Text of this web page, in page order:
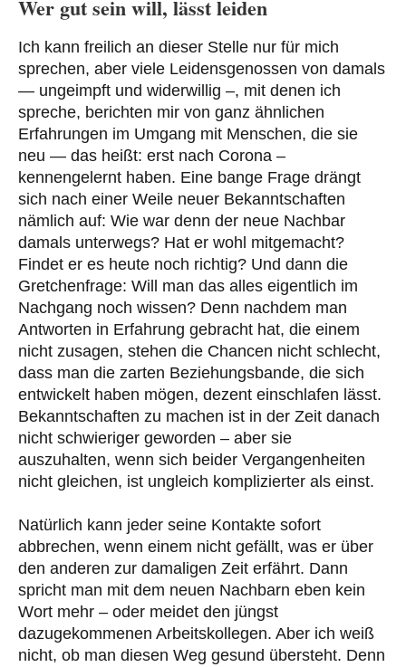
Wer gut sein will, lässt leiden
Ich kann freilich an dieser Stelle nur für mich
sprechen, aber viele Leidensgenossen von damals
— ungeimpft und widerwillig –, mit denen ich
spreche, berichten mir von ganz ähnlichen
Erfahrungen im Umgang mit Menschen, die sie
neu — das heißt: erst nach Corona –
kennengelernt haben. Eine bange Frage drängt
sich nach einer Weile neuer Bekanntschaften
nämlich auf: Wie war denn der neue Nachbar
damals unterwegs? Hat er wohl mitgemacht?
Findet er es heute noch richtig? Und dann die
Gretchenfrage: Will man das alles eigentlich im
Nachgang noch wissen? Denn nachdem man
Antworten in Erfahrung gebracht hat, die einem
nicht zusagen, stehen die Chancen nicht schlecht,
dass man die zarten Beziehungsbande, die sich
entwickelt haben mögen, dezent einschlafen lässt.
Bekanntschaften zu machen ist in der Zeit danach
nicht schwieriger geworden – aber sie
auszuhalten, wenn sich beider Vergangenheiten
nicht gleichen, ist ungleich komplizierter als einst.
Natürlich kann jeder seine Kontakte sofort
abbrechen, wenn einem nicht gefällt, was er über
den anderen zur damaligen Zeit erfährt. Dann
spricht man mit dem neuen Nachbarn eben kein
Wort mehr – oder meidet den jüngst
dazugekommenen Arbeitskollegen. Aber ich weiß
nicht, ob man diesen Weg gesund übersteht. Denn